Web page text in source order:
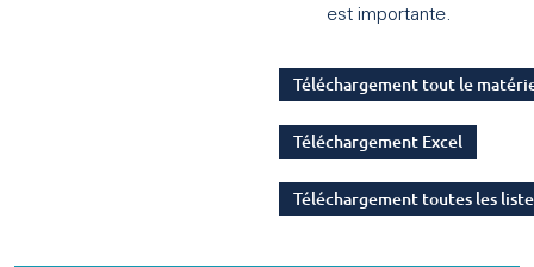
est importante.
Téléchargement tout le
Téléchargement Excel
Téléchargement toutes les